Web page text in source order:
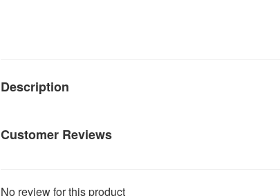
Description
Customer Reviews
No review for this product